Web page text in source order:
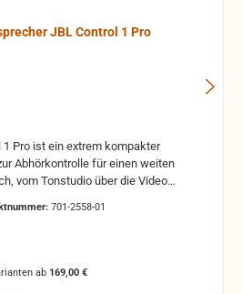
JBL Control 1 Pro
Abhörkontrolle für einen weiten
vom Tonstudio über die Video
1 mit einer Magnet-Abschirmung
701-2558-01
ab 169,00 €